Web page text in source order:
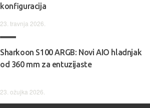
konfiguracija
23. travnja 2026.
Sharkoon S100 ARGB: Novi AIO hladnjak
od 360 mm za entuzijaste
23. ožujka 2026.